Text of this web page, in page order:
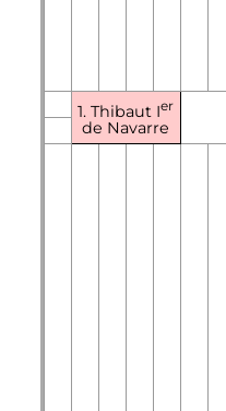
1. Thibaut Ier
de Navarre